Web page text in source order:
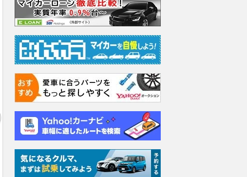
1.5 e:HEV ベーシック
万円
1.5 e:HEV ホーム
支払総額
229.9 万円
1.5 ホーム
支払総額
194